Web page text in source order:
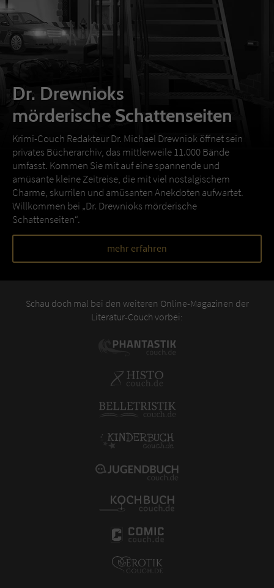
Dr. Drewnioks
mörderische Schattenseiten
Krimi-Couch Redakteur Dr. Michael Drewniok öffnet sein
privates Bücherarchiv, das mittlerweile 11.000 Bände
umfasst. Kommen Sie mit auf eine spannende und
amüsante kleine Zeitreise, die mit viel nostalgischem
Charme, skurrilen und amüsanten Anekdoten aufwartet.
Willkommen bei „Dr. Drewnioks mörderische
Schattenseiten“.
mehr erfahren
Schau doch mal bei den weiteren Online-Magazinen der
Literatur-Couch vorbei: